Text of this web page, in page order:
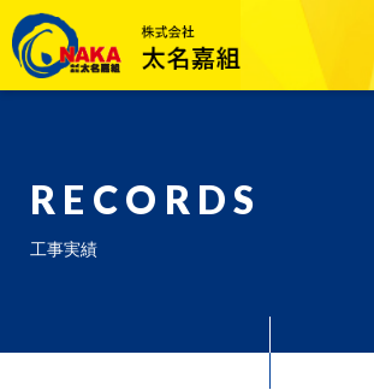
RECORDS
工事実績